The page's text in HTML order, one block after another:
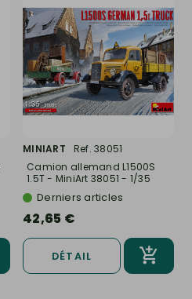
MINIART
Ref. 38051
Camion allemand L1500S
1.5T - MiniArt 38051 - 1/35
Derniers articles
42,65 €
DÉTAIL